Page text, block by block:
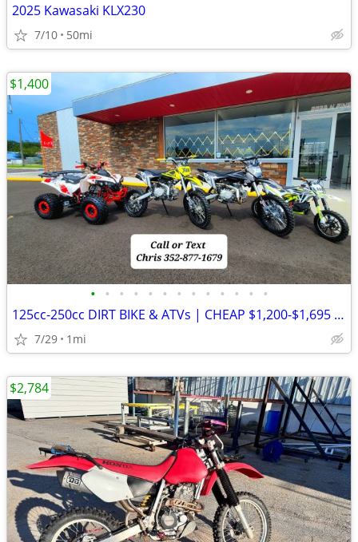
2025 Kawasaki KLX230
7/10 50mi
• • • • • • • • • • • • •
125cc-250cc DIRT BIKE & ATVs | CHEAP $1,200-$1,695 Out The Door
7/29 1mi
$1,400
$2,784